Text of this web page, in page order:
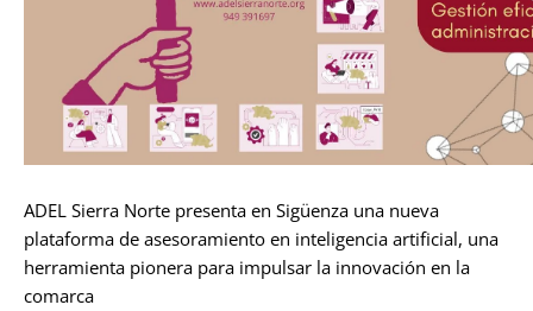
ADEL Sierra Norte presenta en Sigüenza una nueva
plataforma de asesoramiento en inteligencia artificial, una
herramienta pionera para impulsar la innovación en la
comarca